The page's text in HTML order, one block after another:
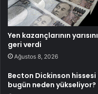
Yen kazançlarının yarısını
geri verdi
Ağustos 8, 2026
Becton Dickinson hissesi
bugün neden yükseliyor?